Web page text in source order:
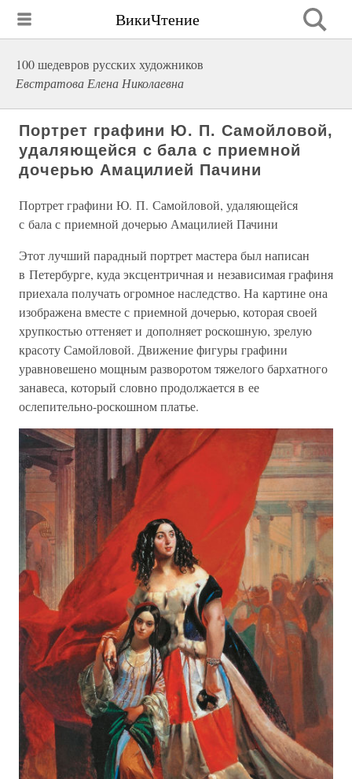
ВикиЧтение
100 шедевров русских художников
Евстратова Елена Николаевна
Портрет графини Ю. П. Самойловой,
удаляющейся с бала с приемной
дочерью Амацилией Пачини
Портрет графини Ю. П. Самойловой, удаляющейся
с бала с приемной дочерью Амацилией Пачини
Этот лучший парадный портрет мастера был написан
в Петербурге, куда эксцентричная и независимая графиня
приехала получать огромное наследство. На картине она
изображена вместе с приемной дочерью, которая своей
хрупкостью оттеняет и дополняет роскошную, зрелую
красоту Самойловой. Движение фигуры графини
уравновешено мощным разворотом тяжелого бархатного
занавеса, который словно продолжается в ее
ослепительно-роскошном платье.